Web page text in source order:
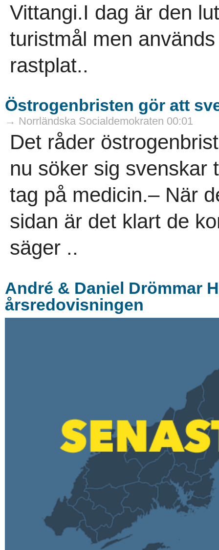
Vittangi.I dag är den
turistmål men
rastplat..
Östrogenbristen gör att
→ Norrländska Socialdemokraten 00:01
Det råder
nu söker sig svenskar
tag på medicin.– När
sidan är det klart de
säger ..
André & Daniel Drömmar
årsredovisningen